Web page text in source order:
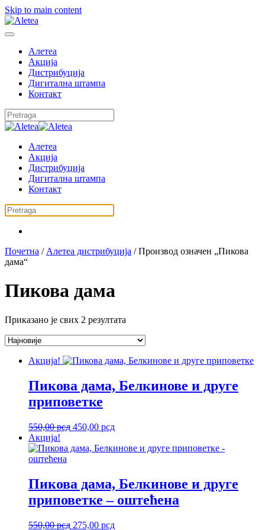
Skip to main content
Алетеа
Акција
Дистрибуција
Дигитална штампа
Контакт
Алетеа
Акција
Дистрибуција
Дигитална штампа
Контакт
Почетна / Алетеа дистрибуција / Производ oзначен „Пикова
дама“
Пикова дама
Приказано је свих 2 резултата
најновијем
Акција!
Пикова дама, Белкинове и друге
приповетке
550,00рсд Оригинална
је
450,00 рсдТренутна
је:
Акција!
Пикова дама, Белкинове и друге
приповетке – оштећена
550,00рсд Оригинална
275,00 рсдТренутна